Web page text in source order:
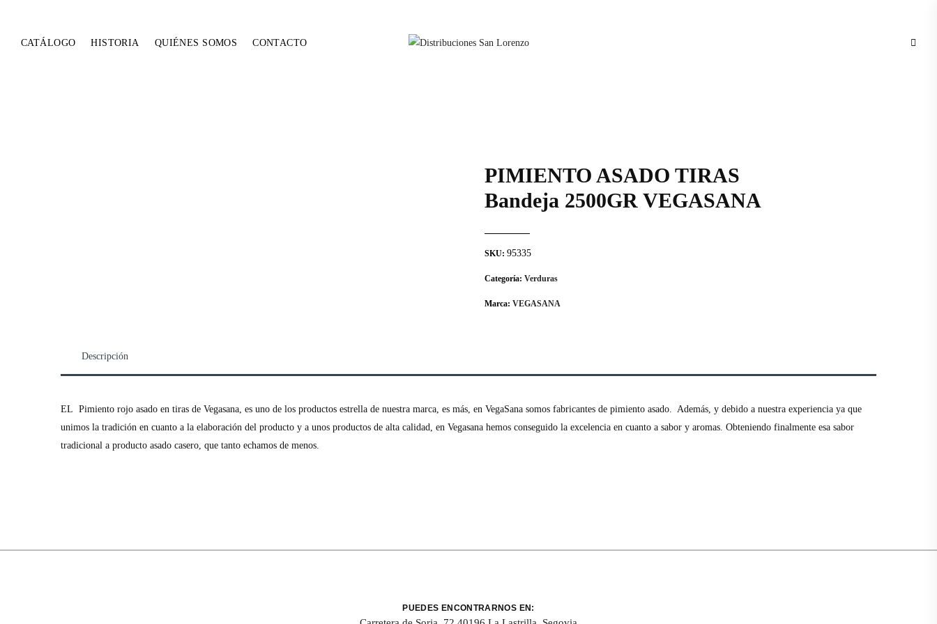
CATÁLOGO HISTORIA QUIÉNES SOMOS CONTACTO
PIMIENTO ASADO TIRAS
Bandeja 2500GR VEGASANA
SKU:95335
Categoría:Verduras
Marca:VEGASANA
Descripción
EL Pimiento rojo asado en tiras de Vegasana, es uno de los productos estrella de nuestra marca, es más, en VegaSana somos fabricantes de pimiento asado. Además, y debido a nuestra experiencia ya que
unimos la tradición en cuanto a la elaboración del producto y a unos productos de alta calidad, en Vegasana hemos conseguido la excelencia en cuanto a sabor y aromas. Obteniendo finalmente esa sabor
tradicional a producto asado casero, que tanto echamos de menos.
PUEDES ENCONTRARNOS EN: